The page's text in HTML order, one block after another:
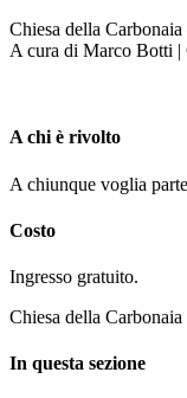
Chiesa della
A cura di Marco Botti
A chi è rivolto
A chiunque voglia
Costo
Ingresso gratuito.
Chiesa della Carbonaia
In questa sezione